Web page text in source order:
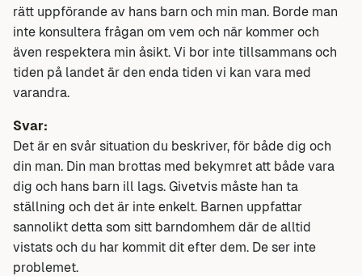
rätt uppförande av hans barn och min man. Borde man
inte konsultera frågan om vem och när kommer och
även respektera min åsikt. Vi bor inte tillsammans och
tiden på landet är den enda tiden vi kan vara med
varandra.
Svar:
Det är en svår situation du beskriver, för både dig och
din man. Din man brottas med bekymret att både vara
dig och hans barn ill lags. Givetvis måste han ta
ställning och det är inte enkelt. Barnen uppfattar
sannolikt detta som sitt barndomhem där de alltid
vistats och du har kommit dit efter dem. De ser inte
problemet.